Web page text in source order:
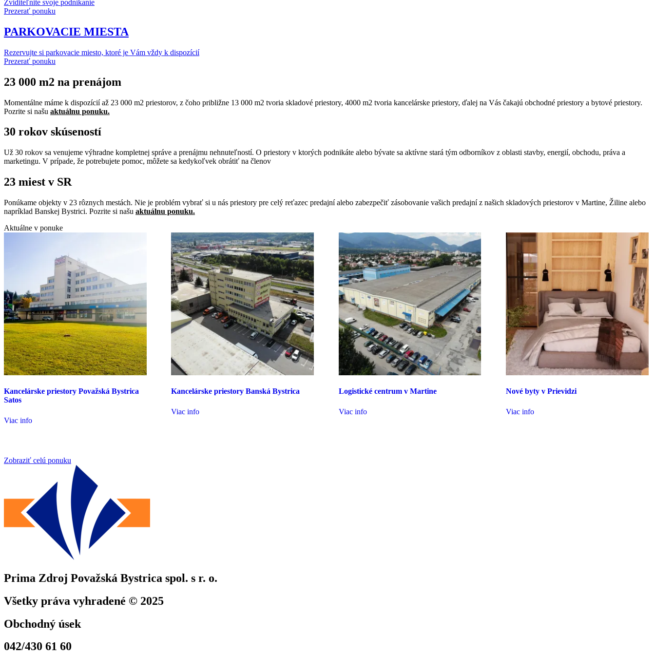
Zviditeľnite svoje podnikanie
Prezerať ponuku
PARKOVACIE MIESTA
Rezervujte si parkovacie miesto, ktoré je Vám vždy k dispozícií
Prezerať ponuku
23 000 m2 na prenájom
Momentálne máme k dispozícií až 23 000 m2 priestorov, z čoho približne 13 000 m2 tvoria skladové priestory, 4000 m2 tvoria kancelárske priestory, ďalej na Vás čakajú obchodné priestory a bytové priestory.
Pozrite si našu aktuálnu ponuku.
30 rokov skúseností
Už 30 rokov sa venujeme výhradne kompletnej správe a prenájmu nehnuteľností. O priestory v ktorých podnikáte alebo bývate sa aktívne stará tým odborníkov z oblasti stavby, energií, obchodu, práva a
marketingu. V prípade, že potrebujete pomoc, môžete sa kedykoľvek obrátiť na členov
23 miest v SR
Ponúkame objekty v 23 rôznych mestách. Nie je problém vybrať si u nás priestory pre celý reťazec predajní alebo zabezpečiť zásobovanie vašich predajní z našich skladových priestorov v Martine, Žiline alebo
napríklad Banskej Bystrici. Pozrite si našu aktuálnu ponuku.
Aktuálne v ponuke
Kancelárske priestory Považská Bystrica
Satos
Viac info
Kancelárske priestory Banská Bystrica
Viac info
Logistické centrum v Martine
Viac info
Nové byty v Prievidzi
Viac info
Zobraziť celú ponuku
Prima Zdroj Považská Bystrica spol. s r. o.
Všetky práva vyhradené © 2025
Obchodný úsek
042/430 61 60